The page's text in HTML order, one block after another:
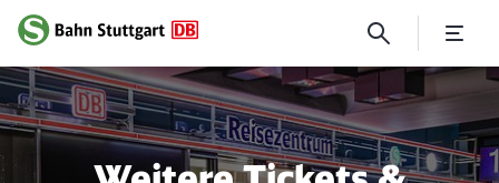
Weitere Tickets & Aktionen